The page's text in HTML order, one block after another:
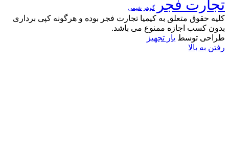
تجارت فجر
گوهر شیمی
کلیه حقوق متعلق به کیمیا تجارت فجر بوده و هرگونه کپی برداری
بدون کسب اجازه ممنوع می باشد.
طراحی توسط یار تجهیز
رفتن به بالا